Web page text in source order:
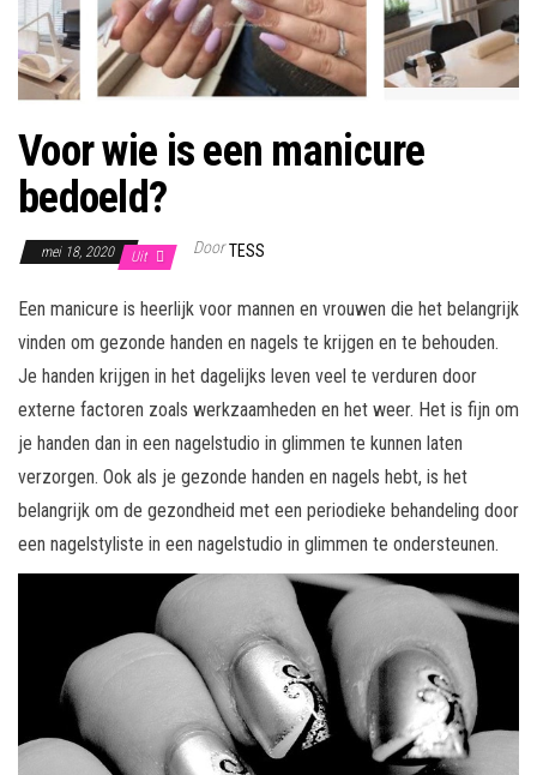
Voor wie is een manicure
bedoeld?
mei 18, 2020 Uit Door TESS
Een manicure is heerlijk voor mannen en vrouwen die het belangrijk
vinden om gezonde handen en nagels te krijgen en te behouden.
Je handen krijgen in het dagelijks leven veel te verduren door
externe factoren zoals werkzaamheden en het weer. Het is fijn om
je handen dan in een nagelstudio in glimmen te kunnen laten
verzorgen. Ook als je gezonde handen en nagels hebt, is het
belangrijk om de gezondheid met een periodieke behandeling door
een nagelstyliste in een nagelstudio in glimmen te ondersteunen.